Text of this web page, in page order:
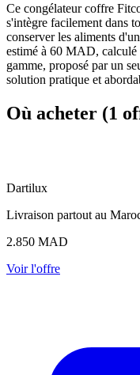
Ce congélateur coffre
s'intègre facilement dans
conserver les aliments
estimé à 60 MAD, calculé
gamme, proposé par un
solution pratique et
Où acheter (1
Dartilux
Livraison partout au
2.850 MAD
Voir l'offre